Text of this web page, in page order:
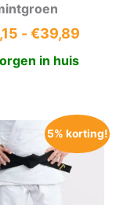
-€39,89
in huis
5% korting!